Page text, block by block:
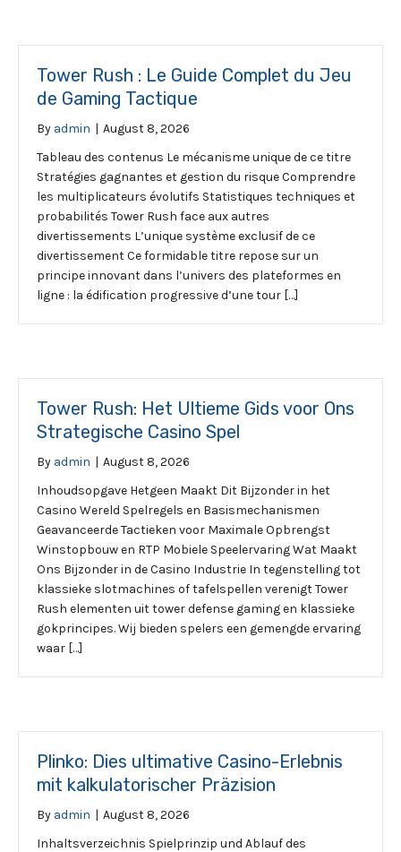
Tower Rush : Le Guide Complet du Jeu
de Gaming Tactique
By admin | August 8, 2026
Tableau des contenus Le mécanisme unique de ce titre
Stratégies gagnantes et gestion du risque Comprendre
les multiplicateurs évolutifs Statistiques techniques et
probabilités Tower Rush face aux autres
divertissements L’unique système exclusif de ce
divertissement Ce formidable titre repose sur un
principe innovant dans l’univers des plateformes en
ligne : la édification progressive d’une tour […]
Tower Rush: Het Ultieme Gids voor Ons
Strategische Casino Spel
By admin | August 8, 2026
Inhoudsopgave Hetgeen Maakt Dit Bijzonder in het
Casino Wereld Spelregels en Basismechanismen
Geavanceerde Tactieken voor Maximale Opbrengst
Winstopbouw en RTP Mobiele Speelervaring Wat Maakt
Ons Bijzonder in de Casino Industrie In tegenstelling tot
klassieke slotmachines of tafelspellen verenigt Tower
Rush elementen uit tower defense gaming en klassieke
gokprincipes. Wij bieden spelers een gemengde ervaring
waar […]
Plinko: Dies ultimative Casino-Erlebnis
mit kalkulatorischer Präzision
By admin | August 8, 2026
Inhaltsverzeichnis Spielprinzip und Ablauf des